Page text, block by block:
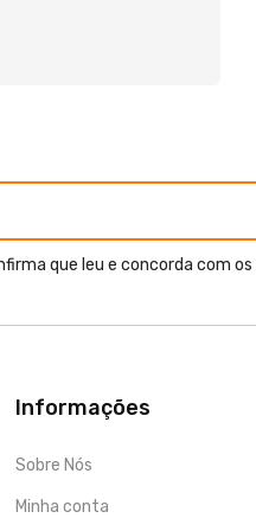
que leu e concorda com os
Informações
Sobre Nós
Minha conta